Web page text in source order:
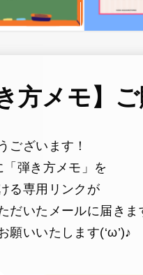
方メモ】
ございます！
「弾き方メモ」を
る専用リンクが
だいたメールに届きま
願いいたします(‘ω’)♪